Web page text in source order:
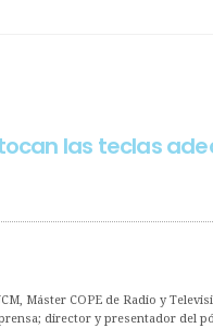
las teclas
Máster COPE de Radio y
director y presentador del